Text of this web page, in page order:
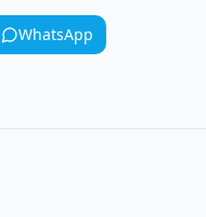
WhatsApp